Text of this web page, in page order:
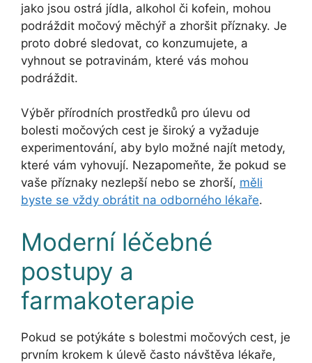
jako jsou ostrá jídla, alkohol či kofein, mohou
podráždit močový měchýř a zhoršit příznaky. Je
proto dobré sledovat, co konzumujete, a
vyhnout se potravinám, které vás mohou
podráždit.
Výběr přírodních prostředků pro úlevu od
bolesti močových cest je široký a vyžaduje
experimentování, aby bylo možné najít metody,
které vám vyhovují. Nezapomeňte, že pokud se
vaše příznaky nezlepší nebo se zhorší, měli
byste se vždy obrátit na odborného lékaře.
Moderní léčebné
postupy a
farmakoterapie
Pokud se potýkáte s bolestmi močových cest, je
prvním krokem k úlevě často návštěva lékaře,